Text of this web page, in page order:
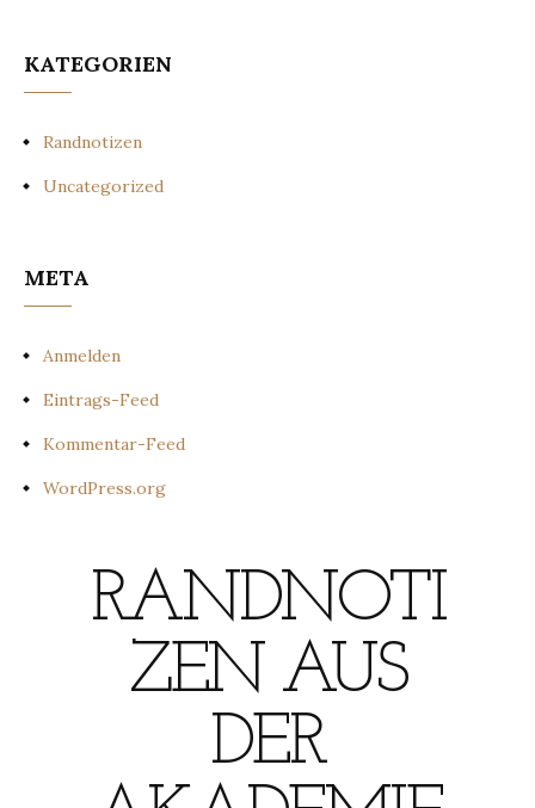
KATEGORIEN
Randnotizen
Uncategorized
META
Anmelden
Eintrags-Feed
Kommentar-Feed
WordPress.org
RANDNOTI
ZEN AUS
DER